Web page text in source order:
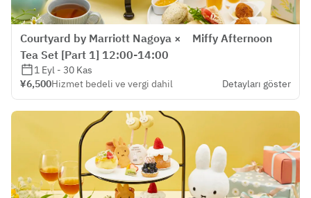
Courtyard by Marriott Nagoya × Miffy Afternoon
Tea Set [Part 1] 12:00-14:00
1 Eyl - 30 Kas
¥6,500Hizmet bedeli ve vergi dahil Detayları göster